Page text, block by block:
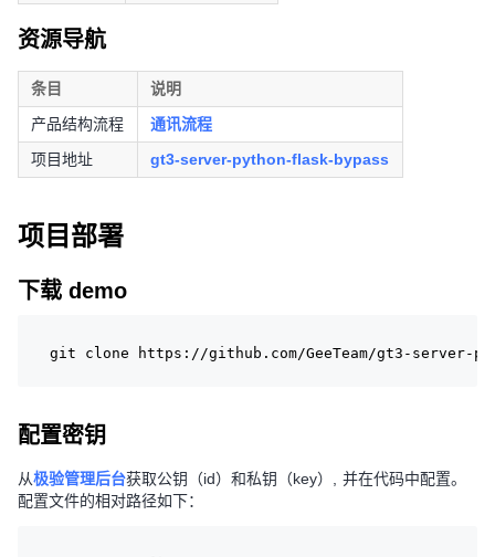
资源导航
条目
说明
产品结构流程
通讯流程
项目地址
gt3-server-python-flask-bypass
项目部署
下载 demo
git clone https://github.com/GeeTeam/gt3-server-
配置密钥
从极验管理后台获取公钥（id）和私钥（key）, 并在代码中配置。
配置文件的相对路径如下：